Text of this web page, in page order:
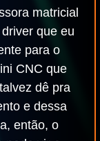
matricial
que eu
para o
CNC que
dê pra
e dessa
então, o